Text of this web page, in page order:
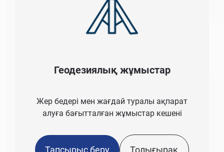
Геодезиялық жұмыстар
Жер бедері мен жағдай туралы ақпарат
алуға бағытталған жұмыстар кешені
Тапсырыс беру Толығырақ